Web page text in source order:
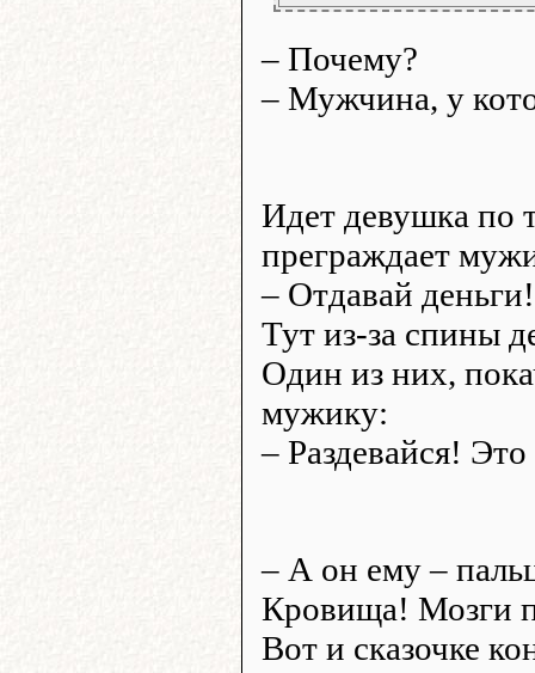
– Почему?
– Мужчина, у
Идет девушка по
преграждает
– Отдавай
Тут из-за спины
Один из них,
мужику:
– Раздевайся!
– А он ему –
Кровища! Мозги
Вот и сказочке